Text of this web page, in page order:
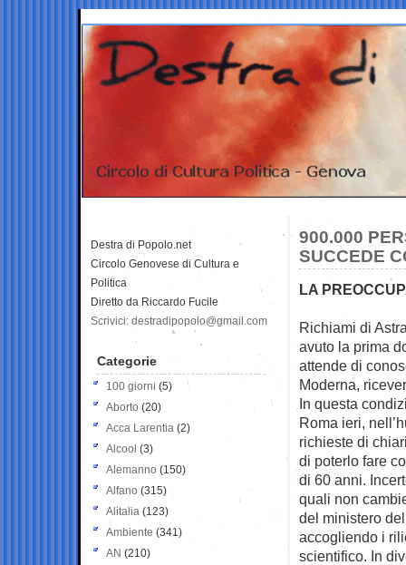
900.000
SUCCEDE
LA
Richiami di
avuto la prima
attende di
Moderna,
In questa
Roma ieri,
richieste di
di poterlo fare
di 60 anni.
quali non
del ministero
accogliendo i
scientifico. In
Destra di Popolo.net
Circolo Genovese di Cultura e
Politica
Diretto da Riccardo Fucile
Scrivici: destradipopolo@gmail.com
Categorie
100 giorni (5)
Aborto (20)
Acca Larentia (2)
Alcool (3)
Alemanno (150)
Alfano (315)
Alitalia (123)
Ambiente (341)
AN (210)